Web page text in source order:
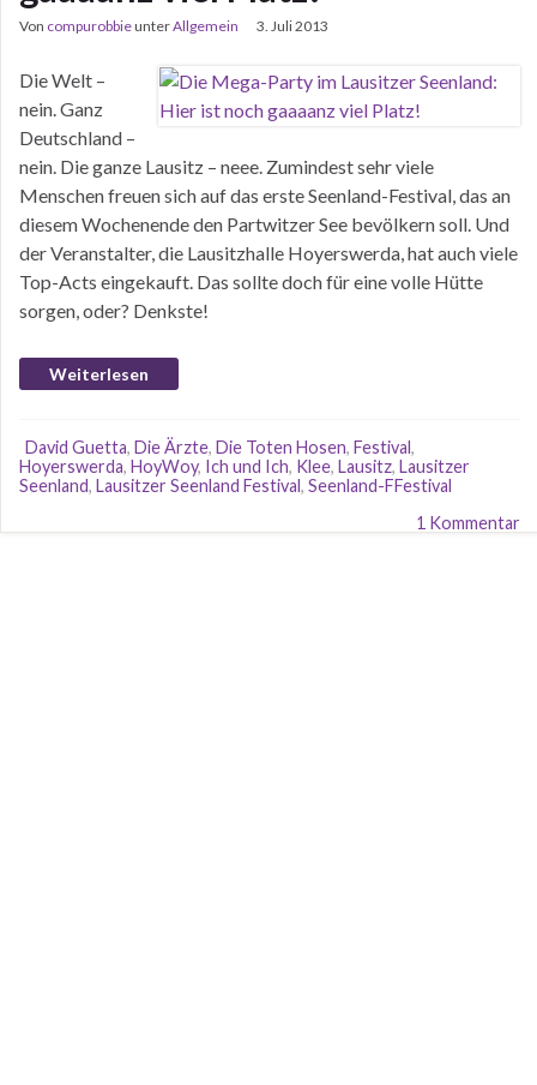
Von compurobbieunterAllgemein 3. Juli 2013
Die Welt –
nein. Ganz
Deutschland –
nein. Die ganze Lausitz – neee. Zumindest sehr viele
Menschen freuen sich auf das erste Seenland-Festival, das an
diesem Wochenende den Partwitzer See bevölkern soll. Und
der Veranstalter, die Lausitzhalle Hoyerswerda, hat auch viele
Top-Acts eingekauft. Das sollte doch für eine volle Hütte
sorgen, oder? Denkste!
Weiterlesen
David Guetta, Die Ärzte, Die Toten Hosen, Festival,
Hoyerswerda, HoyWoy, Ich und Ich, Klee, Lausitz, Lausitzer
Seenland, Lausitzer Seenland Festival, Seenland-FFestival
1 Kommentar